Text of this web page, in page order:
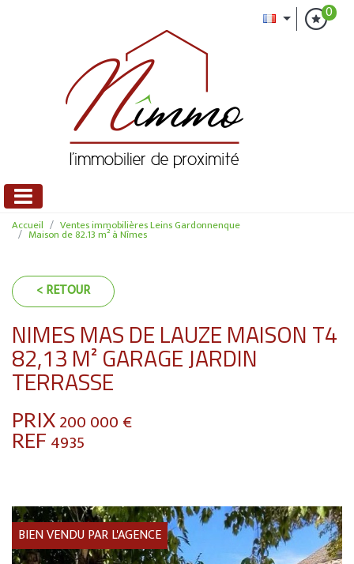
0
Accueil Ventes immobilières Leins Gardonnenque
Maison de 82.13 m² à Nîmes
< RETOUR
NIMES MAS DE LAUZE MAISON T4
82,13 M² GARAGE JARDIN
TERRASSE
PRIX 200 000 €
REF 4935
BIEN VENDU PAR L'AGENCE